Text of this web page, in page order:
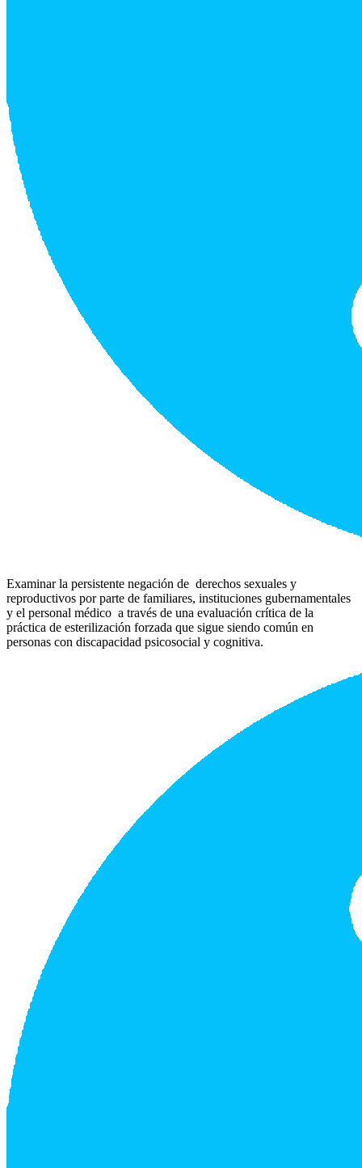
Examinar la persistente negación de derechos sexuales y
reproductivos por parte de familiares, instituciones gubernamentales
y el personal médico a través de una evaluación crítica de la
práctica de esterilización forzada que sigue siendo común en
personas con discapacidad psicosocial y cognitiva.